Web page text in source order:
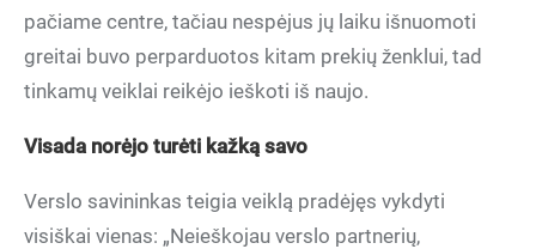
pačiame centre, tačiau nespėjus jų laiku išnuomoti
greitai buvo perparduotos kitam prekių ženklui, tad
tinkamų veiklai reikėjo ieškoti iš naujo.
Visada norėjo turėti kažką savo
Verslo savininkas teigia veiklą pradėjęs vykdyti
visiškai vienas: „Neieškojau verslo partnerių,